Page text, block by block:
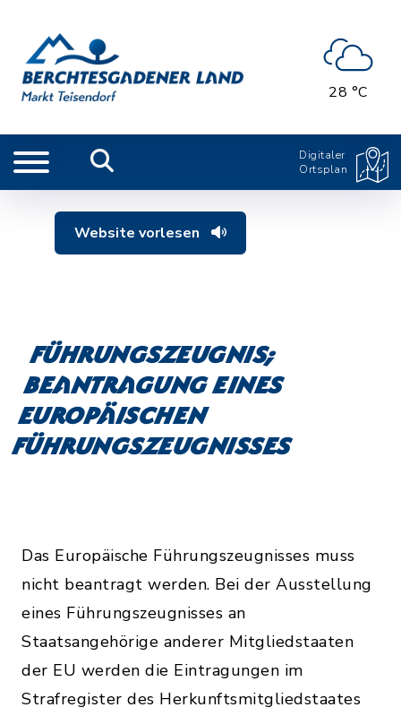
28 °C
Digitaler
Ortsplan
Website vorlesen
Führungszeugnis;
Beantragung eines
Europäischen
Führungszeugnisses
Das Europäische Führungszeugnisses muss
nicht beantragt werden. Bei der Ausstellung
eines Führungszeugnisses an
Staatsangehörige anderer Mitgliedstaaten
der EU werden die Eintragungen im
Strafregister des Herkunftsmitgliedstaates